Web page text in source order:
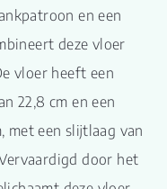
en een
deze vloer
vloer heeft een
22,8 cm en een
met een slijtlaag van
door het